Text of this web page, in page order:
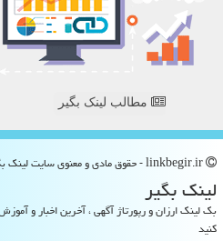
مطالب لینک بگیر
لینك بگیر
بک لینک ارزان و رپورتاژ آگهی ، آخرین اخبار و
کنید